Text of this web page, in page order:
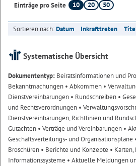
Einträge pro Seite
10 20 50
Sortieren nach:Datum Inkrafttreten
Systematische Übersicht
Dokumententyp: Beiratsinformationen und
Bekanntmachungen • Abkommen •
Dienstvereinbarungen • Rundschreiben •
und Rechtsverordnungen •
Dienstvereinbarungen, Richtlinien und
Gutachten • Verträge und Vereinbarungen •
Geschäftsverteilungs- und Organisationspläne
Broschüren • Berichte und Konzepte •
Informationssysteme • Aktuelle Meldungen